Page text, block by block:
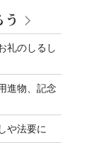
礼のしるし
進物、記念
や法要に